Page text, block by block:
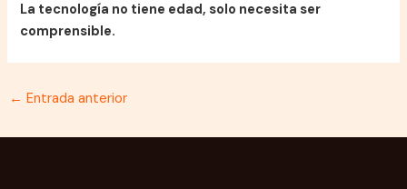
La tecnología no tiene edad, solo necesita ser
comprensible.
← Entrada anterior